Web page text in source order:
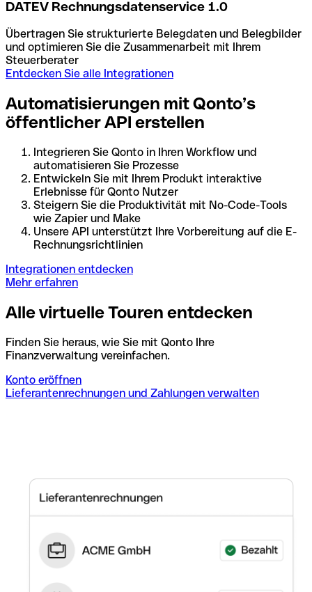
DATEV Rechnungsdatenservice 1.0
Übertragen Sie strukturierte Belegdaten und Belegbilder
und optimieren Sie die Zusammenarbeit mit Ihrem
Steuerberater
Entdecken Sie alle Integrationen
Automatisierungen mit Qonto’s
öffentlicher API erstellen
Integrieren Sie Qonto in Ihren Workflow und
automatisieren Sie Prozesse
Entwickeln Sie mit Ihrem Produkt interaktive
Erlebnisse für Qonto Nutzer
Steigern Sie die Produktivität mit No-Code-Tools
wie Zapier und Make
Unsere API unterstützt Ihre Vorbereitung auf die E-
Rechnungsrichtlinien
Integrationen entdecken
Mehr erfahren
Alle virtuelle Touren entdecken
Finden Sie heraus, wie Sie mit Qonto Ihre
Finanzverwaltung vereinfachen.
Konto eröffnen
Lieferantenrechnungen und Zahlungen verwalten